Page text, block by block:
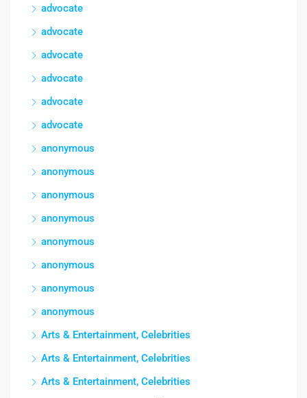
advocate
advocate
advocate
advocate
advocate
advocate
anonymous
anonymous
anonymous
anonymous
anonymous
anonymous
anonymous
anonymous
Arts & Entertainment, Celebrities
Arts & Entertainment, Celebrities
Arts & Entertainment, Celebrities